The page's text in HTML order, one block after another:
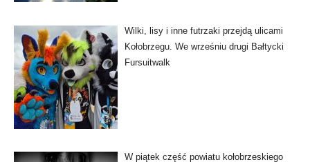
Wilki, lisy i inne futrzaki przejdą ulicami
Kołobrzegu. We wrześniu drugi Bałtycki
Fursuitwalk
W piątek część powiatu kołobrzeskiego